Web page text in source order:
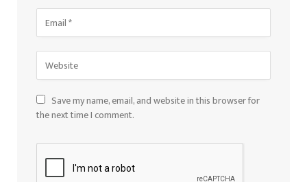
Save my name, email, and website in this browser for
the next time I comment.